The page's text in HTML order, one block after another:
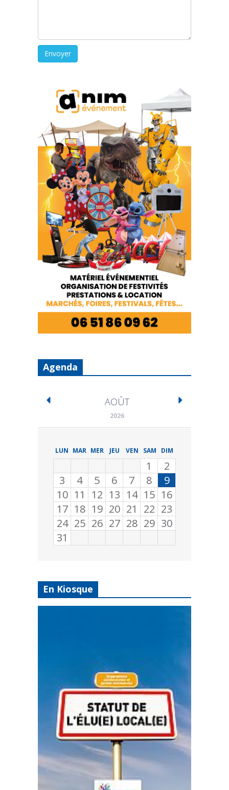
Agenda
AOÛT
2026
LUN MAR MER JEU VEN SAM DIM
1
2
3
4 5 6 7 8
9
10 11 12 13 14 15 16
17 18 19 20 21 22 23
24 25 26 27 28 29 30
31
En Kiosque